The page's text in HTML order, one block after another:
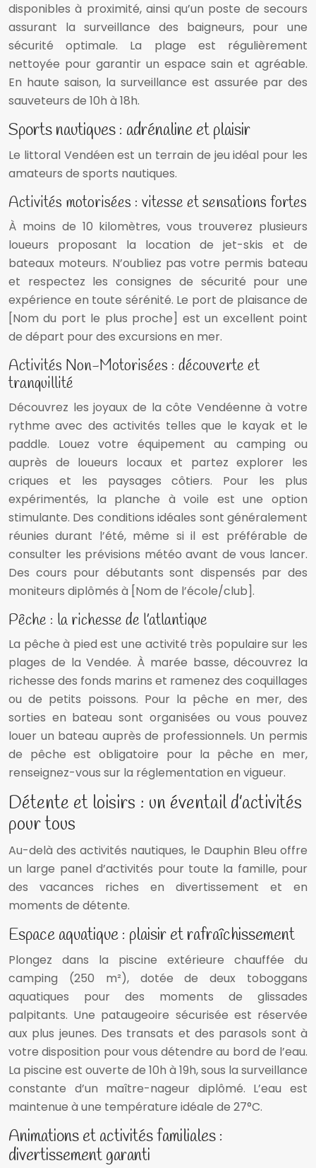
disponibles à proximité, ainsi qu’un poste de secours
assurant la surveillance des baigneurs, pour une
sécurité optimale. La plage est régulièrement
nettoyée pour garantir un espace sain et agréable.
En haute saison, la surveillance est assurée par des
sauveteurs de 10h à 18h.
Sports nautiques : adrénaline et plaisir
Le littoral Vendéen est un terrain de jeu idéal pour les
amateurs de sports nautiques.
Activités motorisées : vitesse et sensations fortes
À moins de 10 kilomètres, vous trouverez plusieurs
loueurs proposant la location de jet-skis et de
bateaux moteurs. N’oubliez pas votre permis bateau
et respectez les consignes de sécurité pour une
expérience en toute sérénité. Le port de plaisance de
[Nom du port le plus proche] est un excellent point
de départ pour des excursions en mer.
Activités Non-Motorisées : découverte et
tranquillité
Découvrez les joyaux de la côte Vendéenne à votre
rythme avec des activités telles que le kayak et le
paddle. Louez votre équipement au camping ou
auprès de loueurs locaux et partez explorer les
criques et les paysages côtiers. Pour les plus
expérimentés, la planche à voile est une option
stimulante. Des conditions idéales sont généralement
réunies durant l’été, même si il est préférable de
consulter les prévisions météo avant de vous lancer.
Des cours pour débutants sont dispensés par des
moniteurs diplômés à [Nom de l’école/club].
Pêche : la richesse de l’atlantique
La pêche à pied est une activité très populaire sur les
plages de la Vendée. À marée basse, découvrez la
richesse des fonds marins et ramenez des coquillages
ou de petits poissons. Pour la pêche en mer, des
sorties en bateau sont organisées ou vous pouvez
louer un bateau auprès de professionnels. Un permis
de pêche est obligatoire pour la pêche en mer,
renseignez-vous sur la réglementation en vigueur.
Détente et loisirs : un éventail d’activités
pour tous
Au-delà des activités nautiques, le Dauphin Bleu offre
un large panel d’activités pour toute la famille, pour
des vacances riches en divertissement et en
moments de détente.
Espace aquatique : plaisir et rafraîchissement
Plongez dans la piscine extérieure chauffée du
camping (250 m²), dotée de deux toboggans
aquatiques pour des moments de glissades
palpitants. Une pataugeoire sécurisée est réservée
aux plus jeunes. Des transats et des parasols sont à
votre disposition pour vous détendre au bord de l’eau.
La piscine est ouverte de 10h à 19h, sous la surveillance
constante d’un maître-nageur diplômé. L’eau est
maintenue à une température idéale de 27°C.
Animations et activités familiales :
divertissement garanti